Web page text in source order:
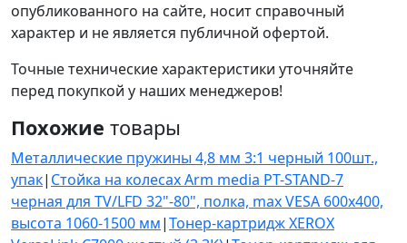
опубликованного на сайте, носит справочный
характер и не является публичной офертой.
Точные технические характеристики уточняйте
перед покупкой у наших менеджеров!
Похожие товары
Металлические пружины 4,8 мм 3:1 черный 100шт.,
упак| Стойка на колесах Arm media PT-STAND-7
черная для TV/LFD 32"-80", полка, max VESA 600x400,
высота 1060-1500 мм|Тонер-картридж XEROX